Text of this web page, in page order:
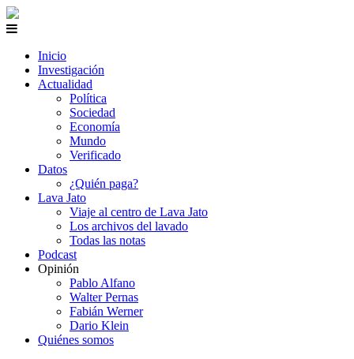
Inicio
Investigación
Actualidad
Política
Sociedad
Economía
Mundo
Verificado
Datos
¿Quién paga?
Lava Jato
Viaje al centro de Lava Jato
Los archivos del lavado
Todas las notas
Podcast
Opinión
Pablo Alfano
Walter Pernas
Fabián Werner
Dario Klein
Quiénes somos